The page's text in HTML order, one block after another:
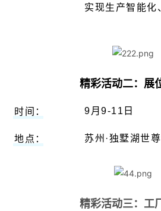
实现生产智能化
精彩活动二：展
时间： 9月9-11日
地点： 苏州·独墅湖世
精彩活动三：工